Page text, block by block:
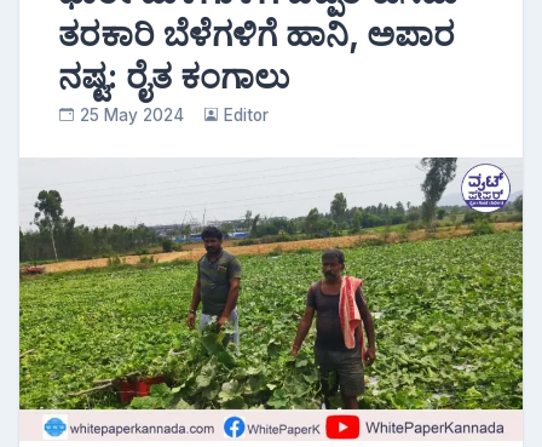
ತರಕಾರಿ ಬೆಳೆಗಳಿಗೆ ಹಾನಿ, ಅಪಾರ
ನಷ್ಟ: ರೈತ ಕಂಗಾಲು
25 May 2024 Editor